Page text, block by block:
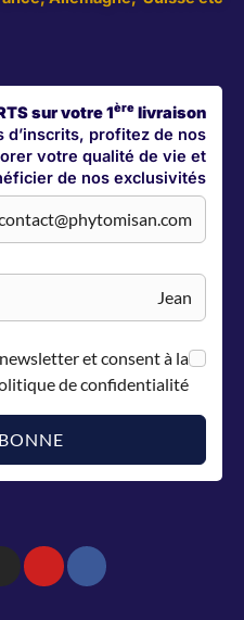
port OFFERTS sur votre 1
des milliers d’inscrits,
pour améliorer votre
bénéficier de nos
de recevoir la newsletter et
politique de
*
JE M'ABONNE
Youtube
Instagram
Linkedin